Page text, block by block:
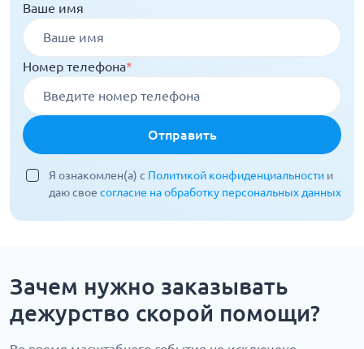
Ваше имя
Номер телефона*
Отправить
Я ознакомлен(а) с Политикой конфиденциальности и
даю свое согласие на обработку персональных данных
Зачем нужно заказывать
дежурство скорой помощи?